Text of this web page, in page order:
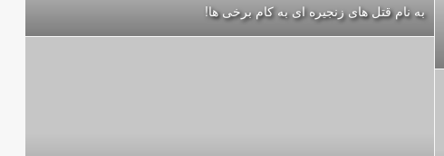
به نام قتل های زنجیره ای به کام برخی ها!